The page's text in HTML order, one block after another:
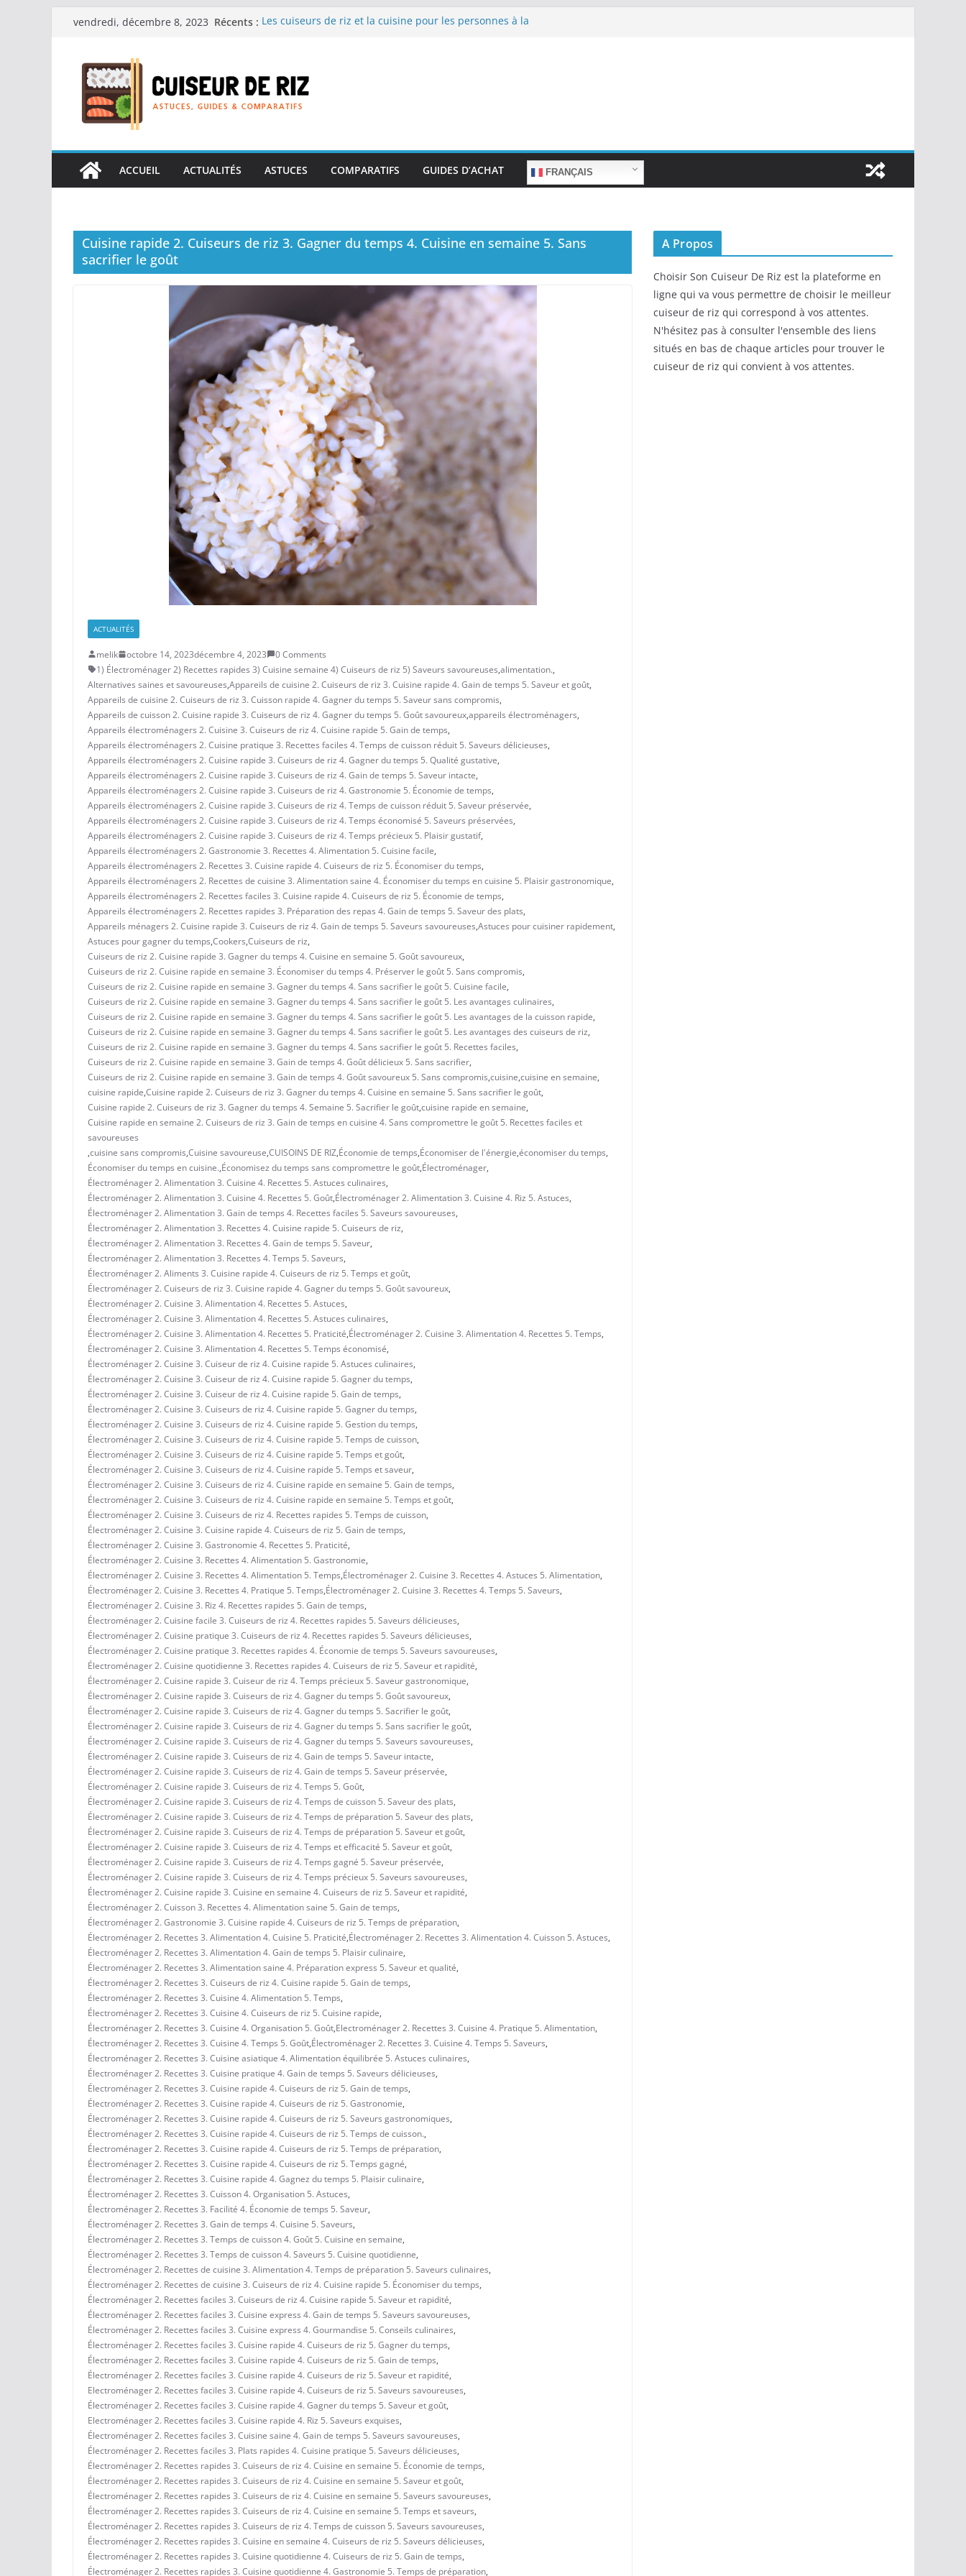
Passervendredi, décembre 8, 2023 Récents : Les cuiseurs de riz et la cuisine pour les personnes à la
Les cuiseurs de riz pour les familles nombreuses : Cuisson
en grande quantité.
Les cuiseurs de riz et la préparation de plats pour les
réconfortants.
ACCUEIL
ACTUALITÉS ASTUCES COMPARATIFS GUIDES D’ACHAT FRANÇAIS
Cuisine rapide 2. Cuiseurs de riz 3. Gagner du temps 4. Cuisine en semaine 5. Sans
sacrifier le goût
ACTUALITÉS
melik octobre 14, 2023décembre 4, 2023
0 Comments
1) Électroménager 2) Recettes rapides 3) Cuisine semaine 4) Cuiseurs de riz 5) Saveurs savoureuses,alimentation.,
Alternatives saines et savoureuses,Appareils de cuisine 2. Cuiseurs de riz 3. Cuisine rapide 4. Gain de temps 5. Saveur et goût,
Appareils de cuisine 2. Cuiseurs de riz 3. Cuisson rapide 4. Gagner du temps 5. Saveur sans compromis,
Appareils de cuisson 2. Cuisine rapide 3. Cuiseurs de riz 4. Gagner du temps 5. Goût savoureux,appareils électroménagers,
Appareils électroménagers 2. Cuisine 3. Cuiseurs de riz 4. Cuisine rapide 5. Gain de temps,
Appareils électroménagers 2. Cuisine pratique 3. Recettes faciles 4. Temps de cuisson réduit 5. Saveurs délicieuses,
Appareils électroménagers 2. Cuisine rapide 3. Cuiseurs de riz 4. Gagner du temps 5. Qualité gustative,
Appareils électroménagers 2. Cuisine rapide 3. Cuiseurs de riz 4. Gain de temps 5. Saveur intacte,
Appareils électroménagers 2. Cuisine rapide 3. Cuiseurs de riz 4. Gastronomie 5. Économie de temps,
Appareils électroménagers 2. Cuisine rapide 3. Cuiseurs de riz 4. Temps de cuisson réduit 5. Saveur préservée,
Appareils électroménagers 2. Cuisine rapide 3. Cuiseurs de riz 4. Temps économisé 5. Saveurs préservées,
Appareils électroménagers 2. Cuisine rapide 3. Cuiseurs de riz 4. Temps précieux 5. Plaisir gustatif,
Appareils électroménagers 2. Gastronomie 3. Recettes 4. Alimentation 5. Cuisine facile,
Appareils électroménagers 2. Recettes 3. Cuisine rapide 4. Cuiseurs de riz 5. Économiser du temps,
Appareils électroménagers 2. Recettes de cuisine 3. Alimentation saine 4. Économiser du temps en cuisine 5. Plaisir gastronomique,
Appareils électroménagers 2. Recettes faciles 3. Cuisine rapide 4. Cuiseurs de riz 5. Économie de temps,
Appareils électroménagers 2. Recettes rapides 3. Préparation des repas 4. Gain de temps 5. Saveur des plats,
Appareils ménagers 2. Cuisine rapide 3. Cuiseurs de riz 4. Gain de temps 5. Saveurs savoureuses,Astuces pour cuisiner rapidement,
Astuces pour gagner du temps,Cookers,Cuiseurs de riz,
Cuiseurs de riz 2. Cuisine rapide 3. Gagner du temps 4. Cuisine en semaine 5. Goût savoureux,
Cuiseurs de riz 2. Cuisine rapide en semaine 3. Économiser du temps 4. Préserver le goût 5. Sans compromis,
Cuiseurs de riz 2. Cuisine rapide en semaine 3. Gagner du temps 4. Sans sacrifier le goût 5. Cuisine facile,
Cuiseurs de riz 2. Cuisine rapide en semaine 3. Gagner du temps 4. Sans sacrifier le goût 5. Les avantages culinaires,
Cuiseurs de riz 2. Cuisine rapide en semaine 3. Gagner du temps 4. Sans sacrifier le goût 5. Les avantages de la cuisson rapide,
Cuiseurs de riz 2. Cuisine rapide en semaine 3. Gagner du temps 4. Sans sacrifier le goût 5. Les avantages des cuiseurs de riz,
Cuiseurs de riz 2. Cuisine rapide en semaine 3. Gagner du temps 4. Sans sacrifier le goût 5. Recettes faciles,
Cuiseurs de riz 2. Cuisine rapide en semaine 3. Gain de temps 4. Goût délicieux 5. Sans sacrifier,
Cuiseurs de riz 2. Cuisine rapide en semaine 3. Gain de temps 4. Goût savoureux 5. Sans compromis,cuisine,cuisine en semaine,
cuisine rapide,Cuisine rapide 2. Cuiseurs de riz 3. Gagner du temps 4. Cuisine en semaine 5. Sans sacrifier le goût,
Cuisine rapide 2. Cuiseurs de riz 3. Gagner du temps 4. Semaine 5. Sacrifier le goût,cuisine rapide en semaine,
Cuisine rapide en semaine 2. Cuiseurs de riz 3. Gain de temps en cuisine 4. Sans compromettre le goût 5. Recettes faciles et
savoureuses
,cuisine sans compromis,Cuisine savoureuse,CUISOINS DE RIZ,Économie de temps,Économiser de l'énergie,économiser du temps,
Économiser du temps en cuisine.,Économisez du temps sans compromettre le goût,Électroménager,
Électroménager 2. Alimentation 3. Cuisine 4. Recettes 5. Astuces culinaires,
Électroménager 2. Alimentation 3. Cuisine 4. Recettes 5. Goût,Électroménager 2. Alimentation 3. Cuisine 4. Riz 5. Astuces,
Électroménager 2. Alimentation 3. Gain de temps 4. Recettes faciles 5. Saveurs savoureuses,
Électroménager 2. Alimentation 3. Recettes 4. Cuisine rapide 5. Cuiseurs de riz,
Électroménager 2. Alimentation 3. Recettes 4. Gain de temps 5. Saveur,
Électroménager 2. Alimentation 3. Recettes 4. Temps 5. Saveurs,
Électroménager 2. Aliments 3. Cuisine rapide 4. Cuiseurs de riz 5. Temps et goût,
Électroménager 2. Cuiseurs de riz 3. Cuisine rapide 4. Gagner du temps 5. Goût savoureux,
Électroménager 2. Cuisine 3. Alimentation 4. Recettes 5. Astuces,
Électroménager 2. Cuisine 3. Alimentation 4. Recettes 5. Astuces culinaires,
Électroménager 2. Cuisine 3. Alimentation 4. Recettes 5. Praticité,Électroménager 2. Cuisine 3. Alimentation 4. Recettes 5. Temps,
Électroménager 2. Cuisine 3. Alimentation 4. Recettes 5. Temps économisé,
Électroménager 2. Cuisine 3. Cuiseur de riz 4. Cuisine rapide 5. Astuces culinaires,
Électroménager 2. Cuisine 3. Cuiseur de riz 4. Cuisine rapide 5. Gagner du temps,
Électroménager 2. Cuisine 3. Cuiseur de riz 4. Cuisine rapide 5. Gain de temps,
Électroménager 2. Cuisine 3. Cuiseurs de riz 4. Cuisine rapide 5. Gagner du temps,
Électroménager 2. Cuisine 3. Cuiseurs de riz 4. Cuisine rapide 5. Gestion du temps,
Électroménager 2. Cuisine 3. Cuiseurs de riz 4. Cuisine rapide 5. Temps de cuisson,
Électroménager 2. Cuisine 3. Cuiseurs de riz 4. Cuisine rapide 5. Temps et goût,
Électroménager 2. Cuisine 3. Cuiseurs de riz 4. Cuisine rapide 5. Temps et saveur,
Électroménager 2. Cuisine 3. Cuiseurs de riz 4. Cuisine rapide en semaine 5. Gain de temps,
Électroménager 2. Cuisine 3. Cuiseurs de riz 4. Cuisine rapide en semaine 5. Temps et goût,
Électroménager 2. Cuisine 3. Cuiseurs de riz 4. Recettes rapides 5. Temps de cuisson,
Électroménager 2. Cuisine 3. Cuisine rapide 4. Cuiseurs de riz 5. Gain de temps,
Électroménager 2. Cuisine 3. Gastronomie 4. Recettes 5. Praticité,
Électroménager 2. Cuisine 3. Recettes 4. Alimentation 5. Gastronomie,
Électroménager 2. Cuisine 3. Recettes 4. Alimentation 5. Temps,Électroménager 2. Cuisine 3. Recettes 4. Astuces 5. Alimentation,
Électroménager 2. Cuisine 3. Recettes 4. Pratique 5. Temps,Électroménager 2. Cuisine 3. Recettes 4. Temps 5. Saveurs,
Électroménager 2. Cuisine 3. Riz 4. Recettes rapides 5. Gain de temps,
Électroménager 2. Cuisine facile 3. Cuiseurs de riz 4. Recettes rapides 5. Saveurs délicieuses,
Électroménager 2. Cuisine pratique 3. Cuiseurs de riz 4. Recettes rapides 5. Saveurs délicieuses,
Électroménager 2. Cuisine pratique 3. Recettes rapides 4. Économie de temps 5. Saveurs savoureuses,
Électroménager 2. Cuisine quotidienne 3. Recettes rapides 4. Cuiseurs de riz 5. Saveur et rapidité,
Électroménager 2. Cuisine rapide 3. Cuiseur de riz 4. Temps précieux 5. Saveur gastronomique,
Électroménager 2. Cuisine rapide 3. Cuiseurs de riz 4. Gagner du temps 5. Goût savoureux,
Électroménager 2. Cuisine rapide 3. Cuiseurs de riz 4. Gagner du temps 5. Sacrifier le goût,
Électroménager 2. Cuisine rapide 3. Cuiseurs de riz 4. Gagner du temps 5. Sans sacrifier le goût,
Électroménager 2. Cuisine rapide 3. Cuiseurs de riz 4. Gagner du temps 5. Saveurs savoureuses,
Électroménager 2. Cuisine rapide 3. Cuiseurs de riz 4. Gain de temps 5. Saveur intacte,
Électroménager 2. Cuisine rapide 3. Cuiseurs de riz 4. Gain de temps 5. Saveur préservée,
Électroménager 2. Cuisine rapide 3. Cuiseurs de riz 4. Temps 5. Goût,
Électroménager 2. Cuisine rapide 3. Cuiseurs de riz 4. Temps de cuisson 5. Saveur des plats,
Électroménager 2. Cuisine rapide 3. Cuiseurs de riz 4. Temps de préparation 5. Saveur des plats,
Électroménager 2. Cuisine rapide 3. Cuiseurs de riz 4. Temps de préparation 5. Saveur et goût,
Électroménager 2. Cuisine rapide 3. Cuiseurs de riz 4. Temps et efficacité 5. Saveur et goût,
Électroménager 2. Cuisine rapide 3. Cuiseurs de riz 4. Temps gagné 5. Saveur préservée,
Électroménager 2. Cuisine rapide 3. Cuiseurs de riz 4. Temps précieux 5. Saveurs savoureuses,
Électroménager 2. Cuisine rapide 3. Cuisine en semaine 4. Cuiseurs de riz 5. Saveur et rapidité,
Électroménager 2. Cuisson 3. Recettes 4. Alimentation saine 5. Gain de temps,
Électroménager 2. Gastronomie 3. Cuisine rapide 4. Cuiseurs de riz 5. Temps de préparation,
Électroménager 2. Recettes 3. Alimentation 4. Cuisine 5. Praticité,Électroménager 2. Recettes 3. Alimentation 4. Cuisson 5. Astuces,
Électroménager 2. Recettes 3. Alimentation 4. Gain de temps 5. Plaisir culinaire,
Électroménager 2. Recettes 3. Alimentation saine 4. Préparation express 5. Saveur et qualité,
Électroménager 2. Recettes 3. Cuiseurs de riz 4. Cuisine rapide 5. Gain de temps,
Électroménager 2. Recettes 3. Cuisine 4. Alimentation 5. Temps,
Électroménager 2. Recettes 3. Cuisine 4. Cuiseurs de riz 5. Cuisine rapide,
Électroménager 2. Recettes 3. Cuisine 4. Organisation 5. Goût,Electroménager 2. Recettes 3. Cuisine 4. Pratique 5. Alimentation,
Électroménager 2. Recettes 3. Cuisine 4. Temps 5. Goût,Électroménager 2. Recettes 3. Cuisine 4. Temps 5. Saveurs,
Électroménager 2. Recettes 3. Cuisine asiatique 4. Alimentation équilibrée 5. Astuces culinaires,
Électroménager 2. Recettes 3. Cuisine pratique 4. Gain de temps 5. Saveurs délicieuses,
Électroménager 2. Recettes 3. Cuisine rapide 4. Cuiseurs de riz 5. Gain de temps,
Électroménager 2. Recettes 3. Cuisine rapide 4. Cuiseurs de riz 5. Gastronomie,
Électroménager 2. Recettes 3. Cuisine rapide 4. Cuiseurs de riz 5. Saveurs gastronomiques,
Électroménager 2. Recettes 3. Cuisine rapide 4. Cuiseurs de riz 5. Temps de cuisson.,
Électroménager 2. Recettes 3. Cuisine rapide 4. Cuiseurs de riz 5. Temps de préparation,
Électroménager 2. Recettes 3. Cuisine rapide 4. Cuiseurs de riz 5. Temps gagné,
Électroménager 2. Recettes 3. Cuisine rapide 4. Gagnez du temps 5. Plaisir culinaire,
Électroménager 2. Recettes 3. Cuisson 4. Organisation 5. Astuces,
Électroménager 2. Recettes 3. Facilité 4. Économie de temps 5. Saveur,
Électroménager 2. Recettes 3. Gain de temps 4. Cuisine 5. Saveurs,
Électroménager 2. Recettes 3. Temps de cuisson 4. Goût 5. Cuisine en semaine,
Électroménager 2. Recettes 3. Temps de cuisson 4. Saveurs 5. Cuisine quotidienne,
Électroménager 2. Recettes de cuisine 3. Alimentation 4. Temps de préparation 5. Saveurs culinaires,
Électroménager 2. Recettes de cuisine 3. Cuiseurs de riz 4. Cuisine rapide 5. Économiser du temps,
Électroménager 2. Recettes faciles 3. Cuiseurs de riz 4. Cuisine rapide 5. Saveur et rapidité,
Électroménager 2. Recettes faciles 3. Cuisine express 4. Gain de temps 5. Saveurs savoureuses,
Électroménager 2. Recettes faciles 3. Cuisine express 4. Gourmandise 5. Conseils culinaires,
Électroménager 2. Recettes faciles 3. Cuisine rapide 4. Cuiseurs de riz 5. Gagner du temps,
Électroménager 2. Recettes faciles 3. Cuisine rapide 4. Cuiseurs de riz 5. Gain de temps,
Électroménager 2. Recettes faciles 3. Cuisine rapide 4. Cuiseurs de riz 5. Saveur et rapidité,
Electroménager 2. Recettes faciles 3. Cuisine rapide 4. Cuiseurs de riz 5. Saveurs savoureuses,
Électroménager 2. Recettes faciles 3. Cuisine rapide 4. Gagner du temps 5. Saveur et goût,
Electroménager 2. Recettes faciles 3. Cuisine rapide 4. Riz 5. Saveurs exquises,
Électroménager 2. Recettes faciles 3. Cuisine saine 4. Gain de temps 5. Saveurs savoureuses,
Électroménager 2. Recettes faciles 3. Plats rapides 4. Cuisine pratique 5. Saveurs délicieuses,
Électroménager 2. Recettes rapides 3. Cuiseurs de riz 4. Cuisine en semaine 5. Économie de temps,
Électroménager 2. Recettes rapides 3. Cuiseurs de riz 4. Cuisine en semaine 5. Saveur et goût,
Électroménager 2. Recettes rapides 3. Cuiseurs de riz 4. Cuisine en semaine 5. Saveurs savoureuses,
Électroménager 2. Recettes rapides 3. Cuiseurs de riz 4. Cuisine en semaine 5. Temps et saveurs,
Électroménager 2. Recettes rapides 3. Cuiseurs de riz 4. Temps de cuisson 5. Saveurs savoureuses,
Électroménager 2. Recettes rapides 3. Cuisine en semaine 4. Cuiseurs de riz 5. Saveurs délicieuses,
Électroménager 2. Recettes rapides 3. Cuisine quotidienne 4. Cuiseurs de riz 5. Gain de temps,
Électroménager 2. Recettes rapides 3. Cuisine quotidienne 4. Gastronomie 5. Temps de préparation,
A Propos
Choisir Son Cuiseur De Riz est la plateforme en
ligne qui va vous permettre de choisir le meilleur
cuiseur de riz qui correspond à vos attentes.
N'hésitez pas à consulter l'ensemble des liens
situés en bas de chaque articles pour trouver le
cuiseur de riz qui convient à vos attentes.